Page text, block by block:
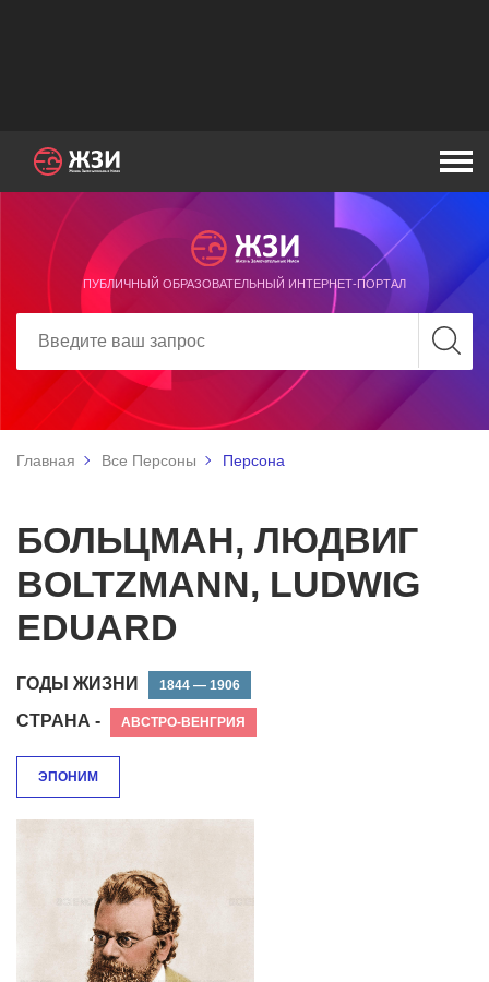
ПУБЛИЧНЫЙ ОБРАЗОВАТЕЛЬНЫЙ ИНТЕРНЕТ-ПОРТАЛ
Главная Все Персоны Персона
БОЛЬЦМАН, ЛЮДВИГ
BOLTZMANN, LUDWIG
EDUARD
ГОДЫ ЖИЗНИ 1844 — 1906
СТРАНА - АВСТРО-ВЕНГРИЯ
ЭПОНИМ